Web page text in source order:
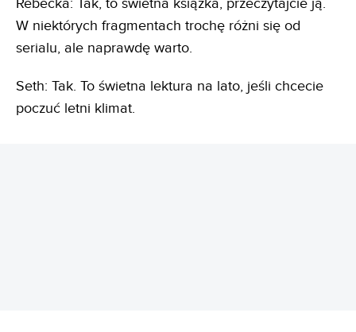
W niektórych fragmentach trochę różni się od
serialu, ale naprawdę warto.
Seth: Tak. To świetna lektura na lato, jeśli chcecie
poczuć letni klimat.